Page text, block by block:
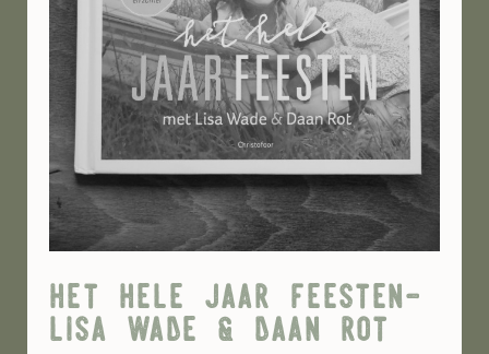
het hele jaar feesten-
lisa wade & daan rot